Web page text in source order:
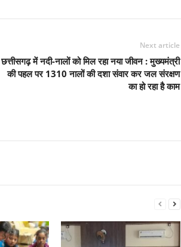
Next article
छत्तीसगढ़ में नदी-नालों को मिल रहा नया जीवन : मुख्यमंत्री
की पहल पर 1310 नालों की दशा संवार कर जल संरक्षण
का हो रहा है काम